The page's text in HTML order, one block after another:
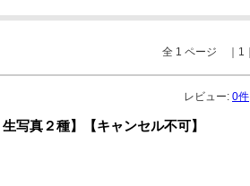
全 1 ページ ｜1｜
レビュー: 0件
写真２種】【キャンセル不可】